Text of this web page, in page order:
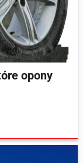
opony